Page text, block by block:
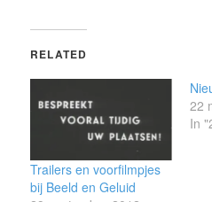
RELATED
Trailers en voorfilmpjes
bij Beeld en Geluid
22
In